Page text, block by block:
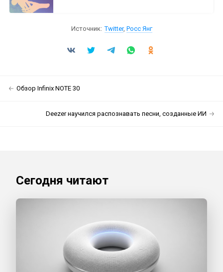
Источник: Twitter, Росс Янг
Обзор Infinix NOTE 30
Deezer научился распознавать песни, созданные ИИ
Сегодня читают